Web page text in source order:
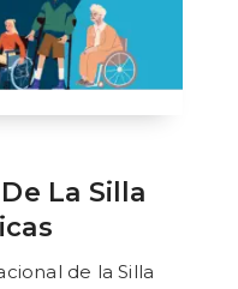
La Silla
de la Silla